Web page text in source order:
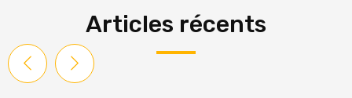
Articles récents